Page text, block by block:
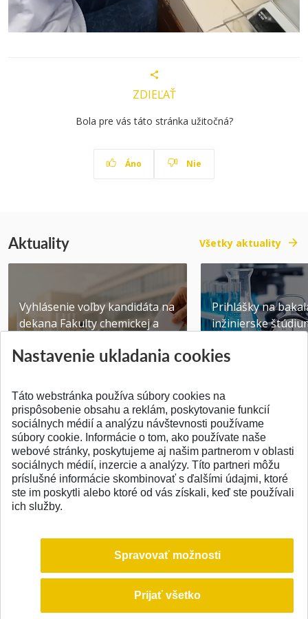
ZDIEĽAŤ
Bola pre vás táto stránka užitočná?
Áno Nie
Aktuality Všetky aktuality
Vyhlásenie voľby kandidáta na
dekana Fakulty chemickej a
Publikované 31.07.2026
Prihlášky na
inžinierske
Publikované
SPÄŤ NA VRCH
Nastavenie ukladania cookies
Táto webstránka používa súbory cookies na
prispôsobenie obsahu a reklám, poskytovanie funkcií
sociálnych médií a analýzu návštevnosti používame
súbory cookie. Informácie o tom, ako používate naše
webové stránky, poskytujeme aj našim partnerom v oblasti
sociálnych médií, inzercie a analýzy. Títo partneri môžu
príslušné informácie skombinovať s ďalšími údajmi, ktoré
ste im poskytli alebo ktoré od vás získali, keď ste používali
ich služby.
Spravovať možnosti
Prijať všetko